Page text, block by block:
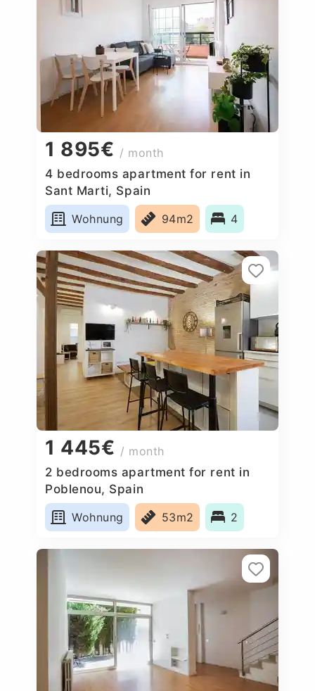
1 895€ / month
4 bedrooms apartment for rent in
Sant Marti, Spain
Wohnung
94m2 4
1 445€ / month
2 bedrooms apartment for rent in
Poblenou, Spain
Wohnung
53m2 2